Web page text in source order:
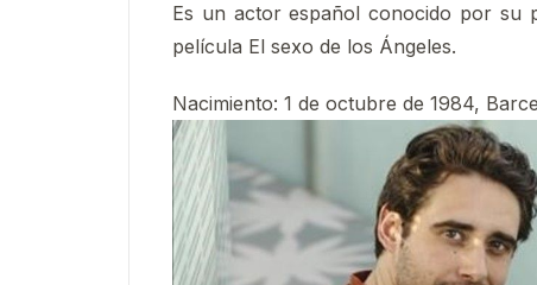
Es un actor español conocido por su
película El sexo de los Ángeles.
Nacimiento: 1 de octubre de 1984,